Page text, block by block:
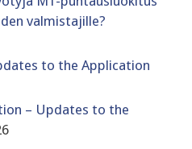
valmistajille?
to the Application
– Updates to the